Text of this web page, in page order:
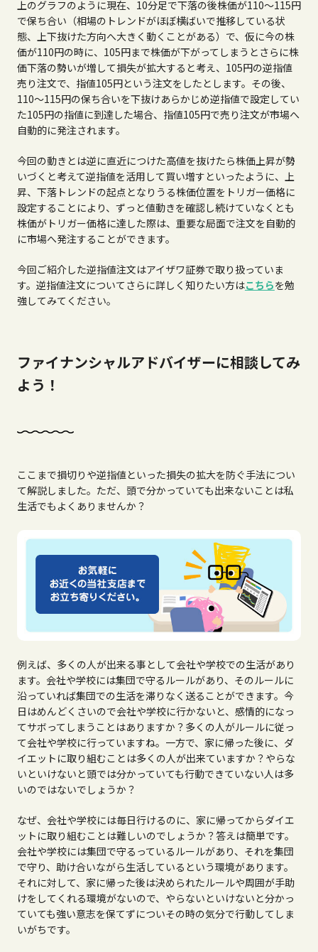
上のグラフのように現在、 10分足で下落の後株価が110～115円
で保ち合い（相場のトレンドがほぼ横ばいで推移している状
態、上下抜けた方向へ大きく動くことがある）で、仮に今の株
価が110円の時に、 105円まで株価が下がってしまうとさらに株
価下落の勢いが増して損失が拡大すると考え、 105円の逆指値
売り注文で、指値105円という注文をしたとします。その後、
110～115円の保ち合いを下抜けあらかじめ逆指値で設定してい
た105円の指値に到達した場合、指値105円で売り注文が市場へ
自動的に発注されます。
今回の動きとは逆に直近につけた高値を抜けたら株価上昇が勢
いづくと考えて逆指値を活用して買い増すといったように、上
昇、下落トレンドの起点となりうる株価位置をトリガー価格に
設定することにより、ずっと値動きを確認し続けていなくとも
株価がトリガー価格に達した際は、重要な局面で注文を自動的
に市場へ発注することができます。
今回ご紹介した逆指値注文はアイザワ証券で取り扱っていま
す。逆指値注文についてさらに詳しく知りたい方はこちらを勉
強してみてください。
ファイナンシャルアドバイザーに相談してみ
よう！
ここまで損切りや逆指値といった損失の拡大を防ぐ手法につい
て解説しました。ただ、頭で分かっていても出来ないことは私
生活でもよくありませんか？
例えば、多くの人が出来る事として会社や学校での生活があり
ます。会社や学校には集団で守るルールがあり、そのルールに
沿っていれば集団での生活を滞りなく送ることができます。今
日はめんどくさいので会社や学校に行かないと、感情的になっ
てサボってしまうことはありますか？多くの人がルールに従っ
て会社や学校に行っていますね。一方で、家に帰った後に、ダ
イエットに取り組むことは多くの人が出来ていますか？やらな
いといけないと頭では分かっていても行動できていない人は多
いのではないでしょうか？
なぜ、会社や学校には毎日行けるのに、家に帰ってからダイエ
ットに取り組むことは難しいのでしょうか？答えは簡単です。
会社や学校には集団で守るっているルールがあり、それを集団
で守り、助け合いながら生活しているという環境があります。
それに対して、家に帰った後は決められたルールや周囲が手助
けをしてくれる環境がないので、やらないといけないと分かっ
ていても強い意志を保てずについその時の気分で行動してしま
いがちです。